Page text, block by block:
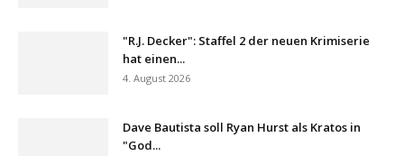
"R.J. Decker": Staffel 2 der neuen Krimiserie
hat einen...
4. August 2026
Dave Bautista soll Ryan Hurst als Kratos in
"God...